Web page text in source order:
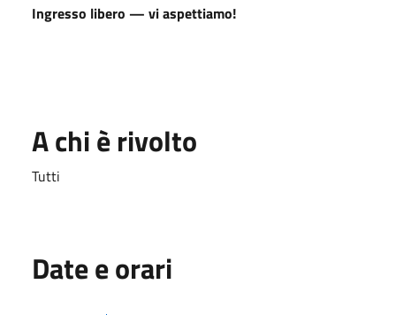
Ingresso libero — vi aspettiamo!
A chi è rivolto
Tutti
Date e orari